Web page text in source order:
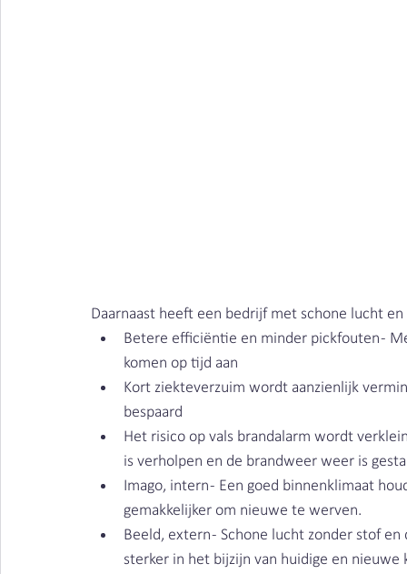
Daarnaast heeft een bedrijf met schone lucht
Betere efficiëntie en minder pickfouten -
komen op tijd aan
Kort ziekteverzuim wordt aanzienlijk
bespaard
Het risico op vals brandalarm wordt
is verholpen en de brandweer weer is
Imago, intern - Een goed binnenklimaat
gemakkelijker om nieuwe te werven.
Beeld, extern - Schone lucht zonder stof
sterker in het bijzijn van huidige en